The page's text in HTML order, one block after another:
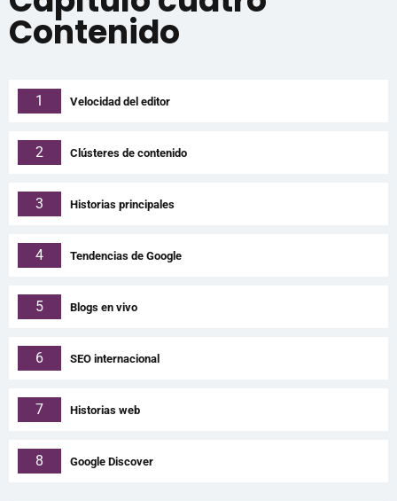
Contenido
1 Velocidad del editor
2 Clústeres de contenido
3 Historias principales
4 Tendencias de Google
5 Blogs en vivo
6 SEO internacional
7 Historias web
8 Google Discover